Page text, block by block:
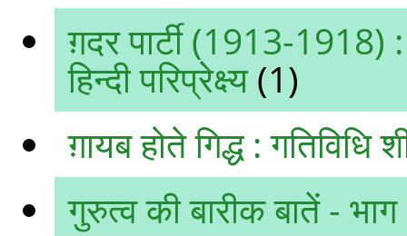
ग़दर पार्टी (1913-1918)
हिन्दी परिप्रेक्ष्य (1)
ग़ायब होते गिद्ध : गतिविधि
गुरुत्व की बारीक बातें -